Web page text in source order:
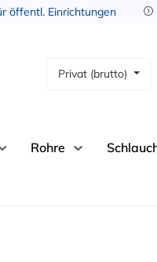
öffentl. Einrichtungen
Privat (brutto)
Rohre